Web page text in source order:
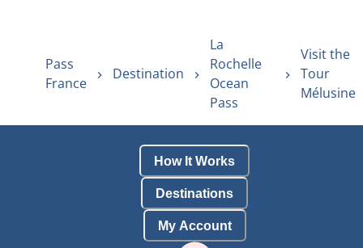
Pass
France
Destination
La
Rochelle
Ocean
Pass
Visit the
Tour
Mélusine
How It Works
Destinations
My Account